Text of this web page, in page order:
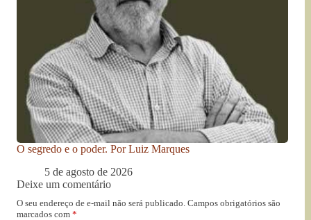
O segredo e o poder. Por Luiz Marques
5 de agosto de 2026
Deixe um comentário
O seu endereço de e-mail não será publicado. Campos obrigatórios são
marcados com *